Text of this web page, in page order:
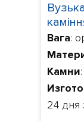
Вага:
Камни
24 дня